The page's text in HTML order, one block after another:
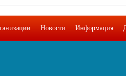
Новости Информация